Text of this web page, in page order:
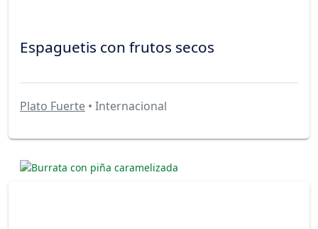
Espaguetis con frutos secos
Plato Fuerte • Internacional